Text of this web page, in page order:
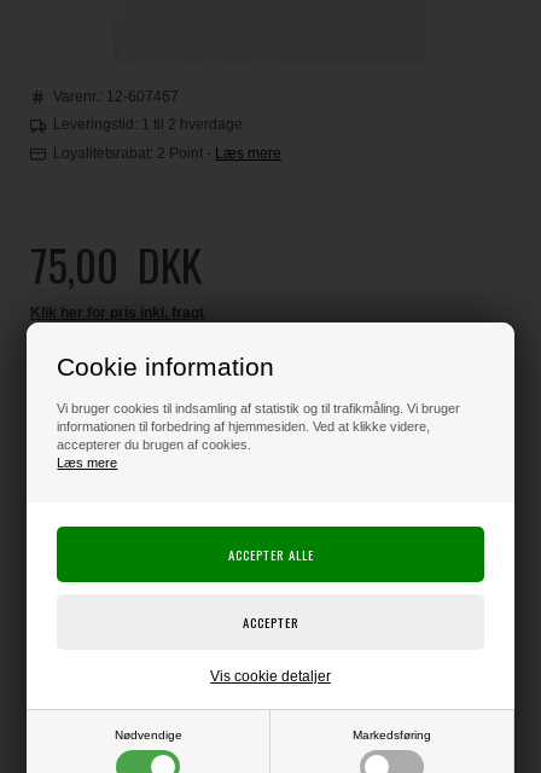
Cookie information
Vi bruger cookies til indsamling af statistik og til trafikmåling. Vi bruger
informationen til forbedring af hjemmesiden. Ved at klikke videre,
accepterer du brugen af cookies.
Læs mere
Nødvendige Markedsføring
Vis cookie detaljer
Varenr.: 12-607467
Leveringstid: 1 til 2 hverdage
Loyalitetsrabat: 2 Point - Læs mere
75,00 DKK
Klik her for pris inkl. fragt
Kun 2 stk. tilbage på lager !!
Producentens varenr.: